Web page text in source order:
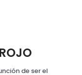
de ser el